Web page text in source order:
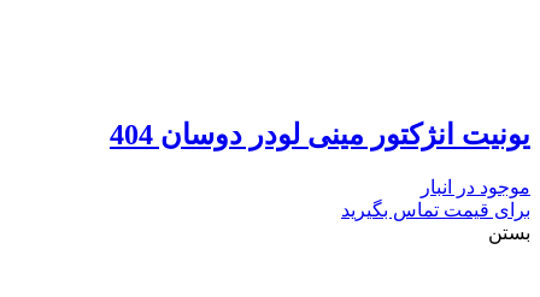
یونیت انژکتور مینی لودر دوسان 404
موجود در انبار
برای قیمت تماس بگیرید
بستن